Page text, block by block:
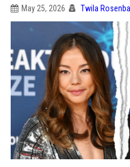
May 25, 2026 Twila